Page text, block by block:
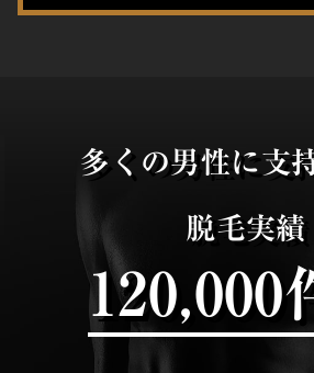
多くの男性に支
脱毛実績
120,000